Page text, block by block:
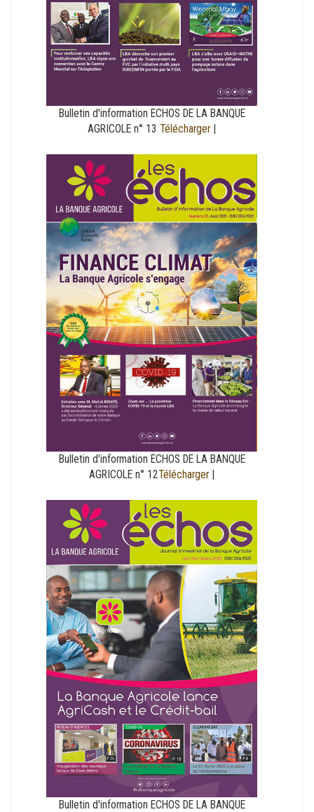
Bulletin d'information ECHOS DE LA BANQUE
AGRICOLE n° 13 Télécharger|
Bulletin d'information ECHOS DE LA BANQUE
AGRICOLE n° 12Télécharger|
Bulletin d'information ECHOS DE LA BANQUE